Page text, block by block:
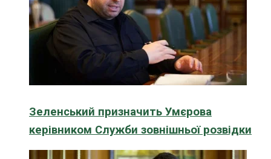
Зеленський призначить Умєрова
керівником Служби зовнішньої розвідки